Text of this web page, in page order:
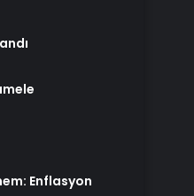
Enflasyon